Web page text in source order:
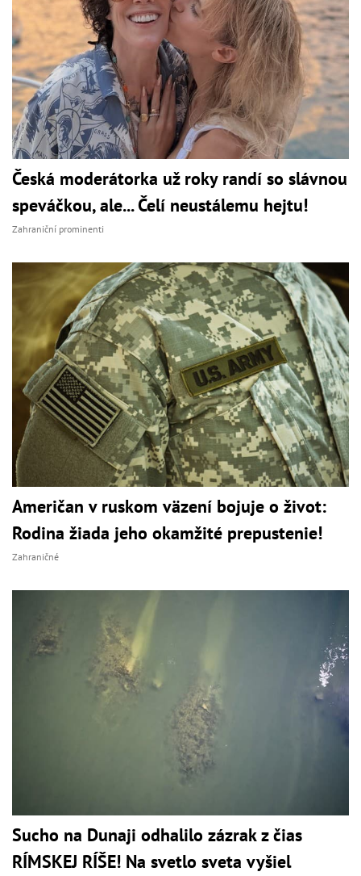
Česká moderátorka už roky randí so slávnou
speváčkou, ale... Čelí neustálemu hejtu!
Zahraniční prominenti
Američan v ruskom väzení bojuje o život:
Rodina žiada jeho okamžité prepustenie!
Zahraničné
Sucho na Dunaji odhalilo zázrak z čias
RÍMSKEJ RÍŠE! Na svetlo sveta vyšiel